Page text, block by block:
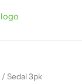
/ Sedal 3pk